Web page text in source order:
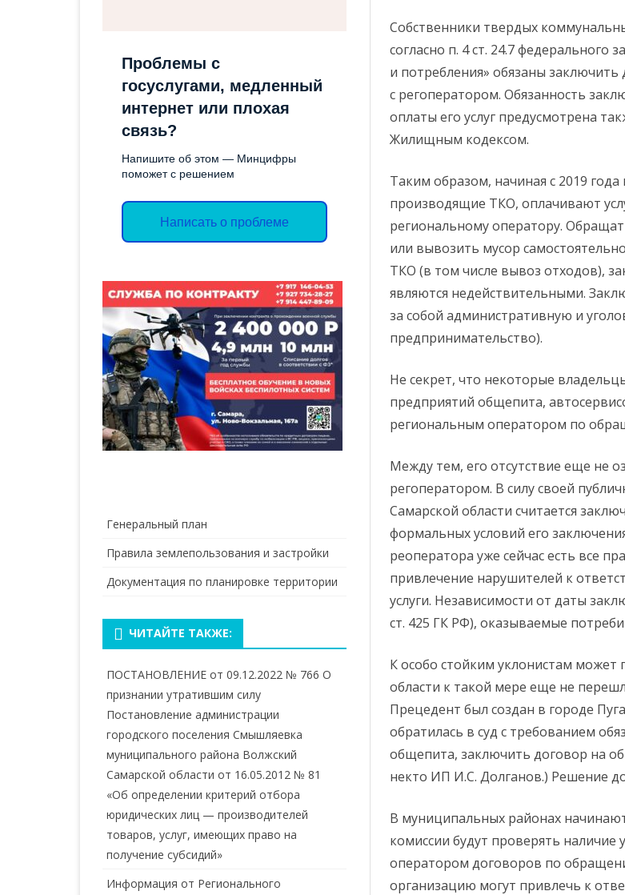
ПРОЕКТИРОВАНИЯ
ПРАВИЛА БЛАГОУСТРОЙСТВА
ПРОГРАММЫ РАЗВИТИЯ
УСЛОВНО-РАЗРЕШЕННЫЙ ВИД
ИСПОЛЬЗОВАНИЯ
ЗЕМЕЛЬНЫХ УЧАСТКОВ
РАЗРЕШЕНИЯ НА
ОТКЛОНЕНИЕ ОТ
ПАРАМЕТРОВ
ЭКОЛОГИЧЕСКОЕ
ЗАКОНОДАТЕЛЬСТВО
ЭКСПЕРТНЫЕ ЗАКЛЮЧЕНИЯ
ПРОЕКТЫ НОРМАТИВНО-
ПРАВОВЫХ АКТОВ
РЕГЛАМЕНТЫ
МУНИЦИПАЛЬНОГО
ПОРЯДОК ОБЖАЛОВАНИЯ
АНТИМОНОПОЛЬНЫЙ
КОМПЛАЕНС
КОММУНАЛЬНОЕ ХОЗЯЙСТВО
ОБРАЗОВАНИЕ
СЛУЖБА ГО И ЧС
ГОД КУЛЬТУРЫ
БЕЗОПАСНОСТИ
ПРЕДУПРЕЖДЕНИЕ И
ПАМЯТКИ ПО ГО И ЧС
ТЕЛЕФОНЫ ЭКСТРЕННЫХ
СЛУЖБ
АДМИНИСТРАЦИИ
ПОРЯДОК ПОСТУПЛЕНИЯ НА
ГОСУДАРСТВЕННУЮ СЛУЖБУ
КОНТРОЛЬНО-НАДЗОРНАЯ
ДОКЛАДЫ, СОДЕРЖАЩИЕ
ПРАКТИКИ.
ПРОФИЛАКТИКА
ИНФОРМИРОВАНИЕ ПО СТ. 46
ОБЯЗАТЕЛЬНЫЕ ТРЕБОВАНИЯ
ОБЯЗАТЕЛЬНЫХ ТРЕБОВАНИЙ
ДОКЛАДЫ О
КОНТРОЛЕ (НАДЗОРЕ),
МУНИЦИПАЛЬНОМ
КОНТРОЛЕ
ПРОТИВОДЕЙСТВИЕ
КОРРУПЦИИ
НОРМАТИВНЫЕ ПРАВОВЫЕ И
ИНЫЕ АКТЫ В СФЕРЕ
ПРОТИВОДЕЙСТВИЯ
АНТИКОРРУПЦИОННАЯ
ЭКСПЕРТИЗА
ПОВЕДЕНИЮ И
УРЕГУЛИРОВАНИЮ
КОНФЛИКТА ИНТЕРЕСОВ
(АТТЕСТАЦИОННАЯ
КОМИССИЯ)
МЕТОДИЧЕСКИЕ МАТЕРИАЛЫ
ОБРАТНАЯ СВЯЗЬ ДЛЯ
КОРУПЦИИ
СВЕДЕНИЯ О ДОХОДАХ,
РАСХОДАХ, ОБ ИМУЩЕСТВЕ И
ОБЯЗАТЕЛЬСТВАХ
ИМУЩЕСТВЕННОГО
СВЯЗАННЫХ С
ПРОТИВОДЕЙСТВИЕМ
КОРРУПЦИИ, ДЛЯ
Собственники твердых
согласно п. 4 ст. 24.7 федерального
и потребления» обязаны
с регоператором. Обязанность
оплаты его услуг предусмотрена
Жилищным кодексом.
Таким образом, начиная с 2019
производящие ТКО, оплачивают
региональному оператору.
или вывозить мусор
ТКО (в том числе вывоз отходов),
являются недействительными.
за собой административную и
предпринимательство).
Не секрет, что некоторые
предприятий общепита,
региональным оператором по
Между тем, его отсутствие еще не
регоператором. В силу своей
Самарской области считается
формальных условий его
реоператора уже сейчас есть все
привлечение нарушителей к
услуги. Независимости от даты
ст. 425 ГК РФ), оказываемые
К особо стойким уклонистам может
области к такой мере еще не
Прецедент был создан в городе
обратилась в суд с требованием
общепита, заключить договор на
некто ИП И.С. Долганов.) Решение
В муниципальных районах
комиссии будут проверять
оператором договоров по
организацию могут привлечь к
Проблемы с
госуслугами, медленный
интернет или плохая
связь?
Напишите об этом — Минцифры
поможет с решением
Написать о проблеме
Генеральный план
Правила землепользования и застройки
Документация по планировке территории
ЧИТАЙТЕ ТАКЖЕ:
ПОСТАНОВЛЕНИЕ от 09.12.2022 № 766 О
признании утратившим силу
Постановление администрации
городского поселения Смышляевка
муниципального района Волжский
Самарской области от 16.05.2012 № 81
«Об определении критерий отбора
юридических лиц — производителей
товаров, услуг, имеющих право на
получение субсидий»
Информация от Регионального